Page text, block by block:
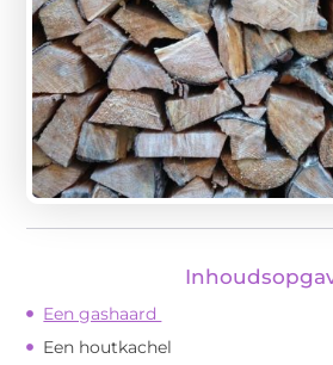
Een gashaard
Een houtkachel